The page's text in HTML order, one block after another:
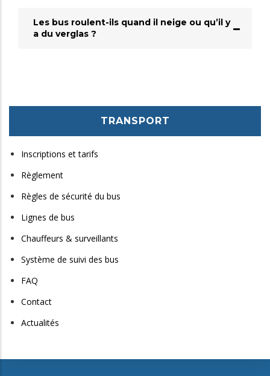
Les bus roulent-ils quand il neige ou qu’il y
a du verglas ?
TRANSPORT
Inscriptions et tarifs
Règlement
Règles de sécurité du bus
Lignes de bus
Chauffeurs & surveillants
Système de suivi des bus
FAQ
Contact
Actualités